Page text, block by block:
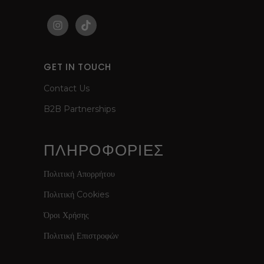
GET IN TOUCH
Contact Us
B2B Partnerships
ΠΛΗΡΟΦΟΡΙΕΣ
Πολιτική Απορρήτου
Πολιτική Cookies
Όροι Χρήσης
Πολιτική Επιστροφών